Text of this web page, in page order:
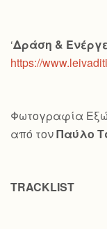
‘Δράση &
https://
Φωτογραφία
από τονΠαύλο
TRACKLIST